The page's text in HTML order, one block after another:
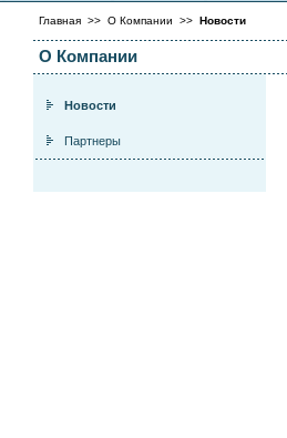
Главная >> О Компании >> Новости
О Компании
Новости
Партнеры